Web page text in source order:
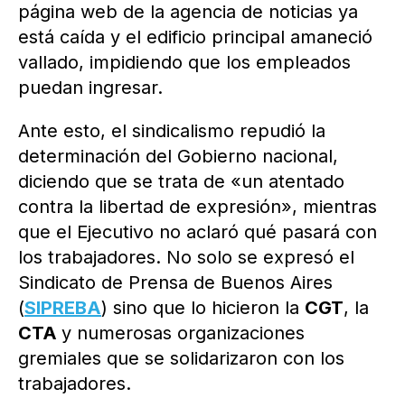
página web de la agencia de noticias ya
está caída y el edificio principal amaneció
vallado, impidiendo que los empleados
puedan ingresar.
Ante esto, el sindicalismo repudió la
determinación del Gobierno nacional,
diciendo que se trata de «un atentado
contra la libertad de expresión», mientras
que el Ejecutivo no aclaró qué pasará con
los trabajadores. No solo se expresó el
Sindicato de Prensa de Buenos Aires
(SIPREBA) sino que lo hicieron la CGT, la
CTA y numerosas organizaciones
gremiales que se solidarizaron con los
trabajadores.